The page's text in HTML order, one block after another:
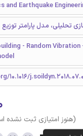
and Earthquake
تحلیلی، مدل پارامتر
- Random
10.1016/
(هنوز امتیازی ثبت نشده